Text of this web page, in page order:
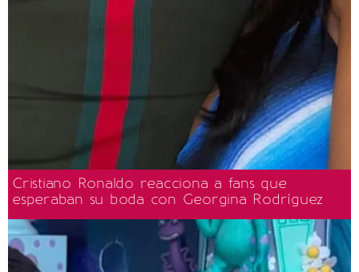
Cristiano Ronaldo reacciona a fans que
esperaban su boda con Georgina Rodríguez